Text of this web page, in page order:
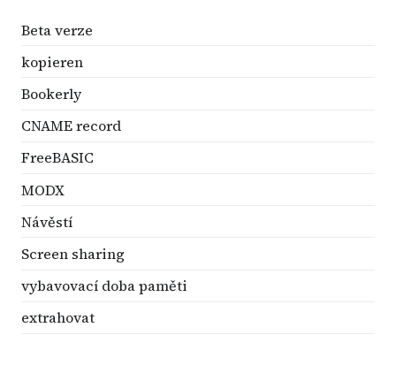
Beta verze
kopieren
Bookerly
CNAME record
FreeBASIC
MODX
Návěstí
Screen sharing
vybavovací doba paměti
extrahovat